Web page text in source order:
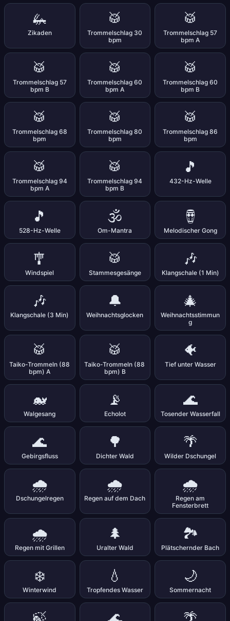
🦗
Zikaden
🥁
Trommelschlag 30
bpm
🥁
Trommelschlag 57
bpm A
🥁
Trommelschlag 57
bpm B
🥁
Trommelschlag 60
bpm A
🥁
Trommelschlag 60
bpm B
🥁
Trommelschlag 68
bpm
🥁
Trommelschlag 80
bpm
🥁
Trommelschlag 86
bpm
🥁
Trommelschlag 94
bpm A
🥁
Trommelschlag 94
bpm B
🎵
432-Hz-Welle
🎵
528-Hz-Welle
🕉️
Om-Mantra
🪘
Melodischer Gong
🎐
Windspiel
🥁
Stammesgesänge
🎶
Klangschale (1 Min)
🎶
Klangschale (3 Min)
🔔
Weihnachtsglocken
🎄
Weihnachtsstimmun
g
🥁
Taiko-Trommeln (88
bpm) A
🥁
Taiko-Trommeln (88
bpm) B
🐠
Tief unter Wasser
🐋
Walgesang
📡
Echolot
🌊
Tosender Wasserfall
🌊
Gebirgsfluss
🌳
Dichter Wald
🌴
Wilder Dschungel
🌧️
Dschungelregen
🌧️
Regen auf dem Dach
🌧️
Regen am
Fensterbrett
🌧️
Regen mit Grillen
🌲
Uralter Wald
🏞️
Plätschernder Bach
❄️
Winterwind
💧
Tropfendes Wasser
🌙
Sommernacht